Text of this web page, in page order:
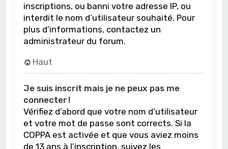
inscriptions, ou banni votre adresse IP, ou
interdit le nom d’utilisateur souhaité. Pour
plus d’informations, contactez un
administrateur du forum.
Haut
Je suis inscrit mais je ne peux pas me
connecter !
Vérifiez d’abord que votre nom d’utilisateur
et votre mot de passe sont corrects. Si la
COPPA est activée et que vous aviez moins
de 13 ans à l’inscription, suivez les